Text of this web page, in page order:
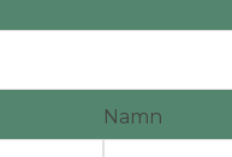
Namn